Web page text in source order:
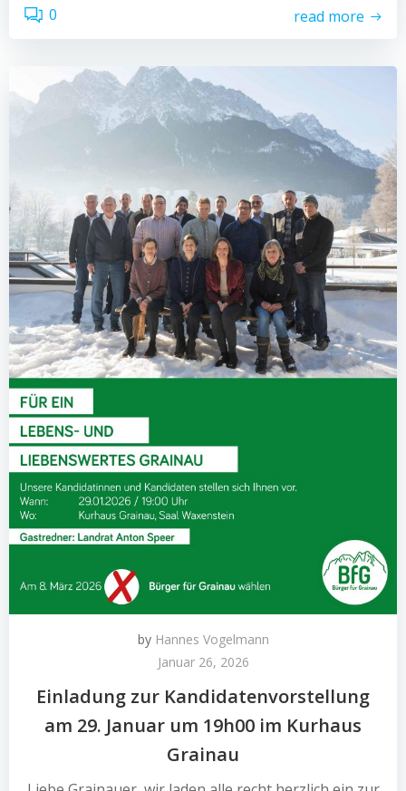
0 read more
by Hannes Vogelmann
Januar 26, 2026
Einladung zur Kandidatenvorstellung
am 29. Januar um 19h00 im Kurhaus
Grainau